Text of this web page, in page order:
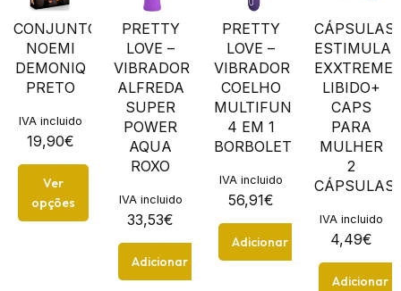
CONJUNTO
NOEMI
DEMONIQ
PRETO
19,90€
IVA incluido
Ver
opções
PRETTY
LOVE –
VIBRADOR
ALFREDA
SUPER
POWER
AQUA
ROXO
33,53€
IVA incluido
Adicionar
PRETTY
LOVE –
VIBRADOR
COELHO
MULTIFUNÇÕES
4 EM 1
BORBOLETA...
56,91€
IVA incluido
Adicionar
CÁPSULAS
EXXTREME
LIBIDO+
CAPS
PARA
MULHER
2
CÁPSULAS
4,49€
IVA incluido
Adicionar